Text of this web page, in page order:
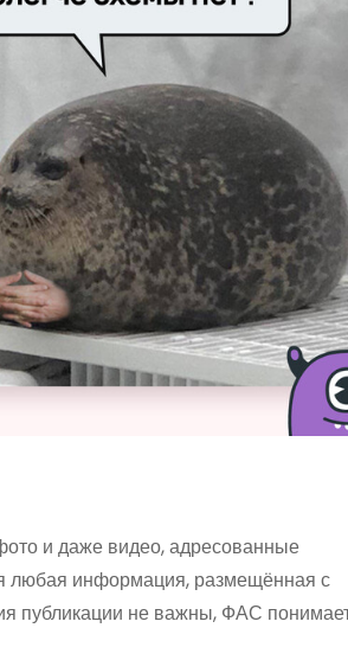
и даже видео, адресованные
любая информация, размещённая с
публикации не важны, ФАС